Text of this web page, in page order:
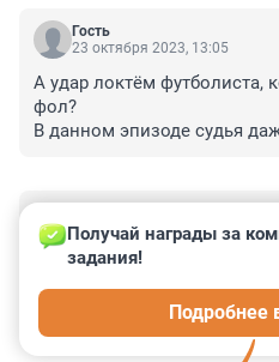
Гость
23 октября 2023, 13:05
А удар локтëм футболиста,
фол?
В данном эпизоде судья
23 октября 2023, 11:27
Я увидел удар в плечо,
продолжился в удар в
всегда не договаривают,
журналистам ..
Получай награды за
задания!
Подробнее